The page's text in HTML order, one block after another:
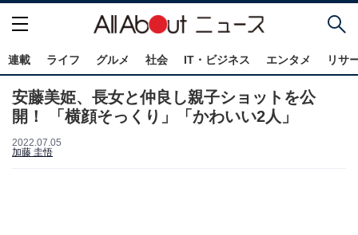
連載 ライフ グルメ 社会 IT・ビジネス エンタメ リサ
安藤美姫、長女と仲良し親子ショットを公
開！ 「横顔そっくり」「かわいい2人」
2022.07.05
加藤 圭悟